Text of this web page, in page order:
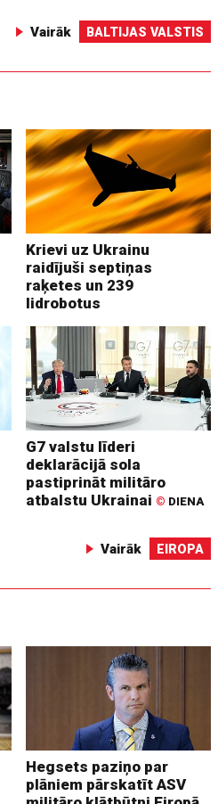
Vairāk BALTIJAS VALSTIS
Krievi uz Ukrainu
raidījuši septiņas
raķetes un 239
lidrobotus
G7 valstu līderi
deklarācijā sola
pastiprināt militāro
atbalstu Ukrainai © DIENA
Vairāk EIROPA
Hegsets paziņo par
plāniem pārskatīt ASV